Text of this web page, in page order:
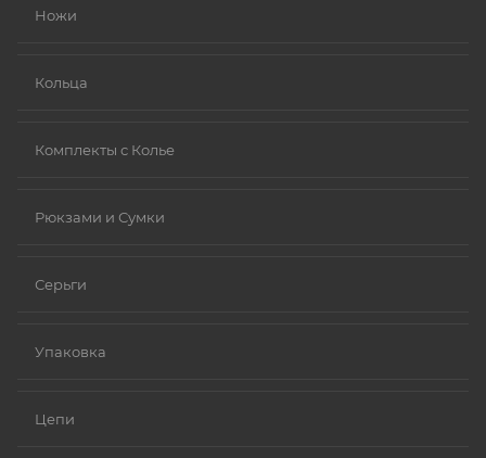
Ножи
Кольца
Комплекты с Колье
Рюкзами и Сумки
Серьги
Упаковка
Цепи